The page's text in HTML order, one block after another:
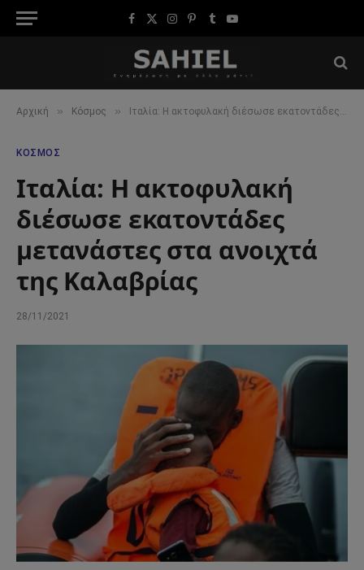
Facebook
X
Instagram
Pinterest
TumblrYouTube
Αρχική » Κόσμος » Ιταλία: Η ακτοφυλακή διέσωσε εκατοντάδες μετανάστες στα ανοιχτά της Καλαβρίας
ΚΌΣΜΟΣ
Ιταλία: Η ακτοφυλακή
διέσωσε εκατοντάδες
μετανάστες στα ανοιχτά
της Καλαβρίας
28/11/2021